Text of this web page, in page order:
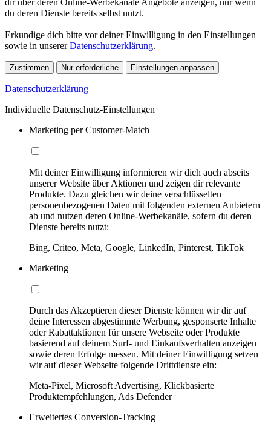
du deren Dienste bereits selbst nutzt.
Erkundige dich bitte vor deiner Einwilligung in den Einstellungen
sowie in unsererDatenschutzerklärung.
Zustimmen Nur erforderliche Einstellungen anpassen
Datenschutzerklärung
Individuelle Datenschutz-Einstellungen
Marketing per Customer-Match
Mit deiner Einwilligung informieren wir dich auch abseits
unserer Website über Aktionen und zeigen dir relevante
Produkte. Dazu gleichen wir deine verschlüsselten
personenbezogenen Daten mit folgenden externen Anbietern
ab und nutzen deren Online-Werbekanäle, sofern du deren
Dienste bereits nutzt:
Bing, Criteo, Meta, Google, LinkedIn, Pinterest, TikTok
Marketing
Durch das Akzeptieren dieser Dienste können wir dir auf
deine Interessen abgestimmte Werbung, gesponserte Inhalte
oder Rabattaktionen für unsere Webseite oder Produkte
basierend auf deinem Surf- und Einkaufsverhalten anzeigen
sowie deren Erfolge messen. Mit deiner Einwilligung setzen
wir auf dieser Webseite folgende Drittdienste ein:
Meta-Pixel, Microsoft Advertising, Klickbasierte
Produktempfehlungen, Ads Defender
Erweitertes Conversion-Tracking